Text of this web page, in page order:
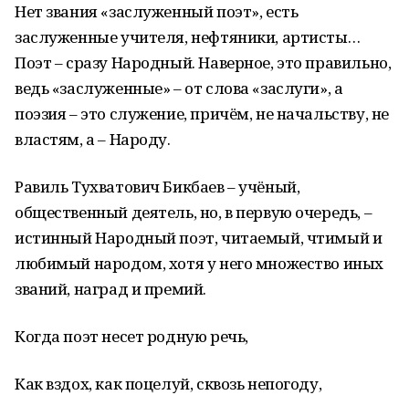
Нет звания «заслуженный поэт», есть
заслуженные учителя, нефтяники, артисты…
Поэт – сразу Народный. Наверное, это правильно,
ведь «заслуженные» – от слова «заслуги», а
поэзия – это служение, причём, не начальству, не
властям, а – Народу.
Равиль Тухватович Бикбаев – учёный,
общественный деятель, но, в первую очередь, –
истинный Народный поэт, читаемый, чтимый и
любимый народом, хотя у него множество иных
званий, наград и премий.
Когда поэт несет родную речь,
Как вздох, как поцелуй, сквозь непогоду,